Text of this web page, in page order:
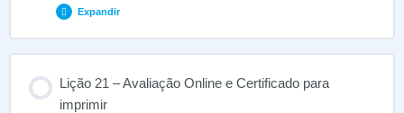
Expandir
Lição 21 – Avaliação Online e Certificado para
imprimir